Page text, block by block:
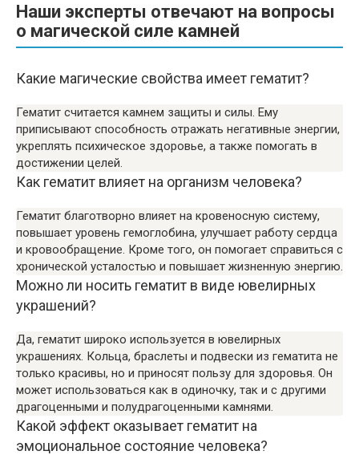
Наши эксперты отвечают на вопросы
о магической силе камней
Какие магические свойства имеет гематит?
Гематит считается камнем защиты и силы. Ему
приписывают способность отражать негативные энергии,
укреплять психическое здоровье, а также помогать в
достижении целей.
Как гематит влияет на организм человека?
Гематит благотворно влияет на кровеносную систему,
повышает уровень гемоглобина, улучшает работу сердца
и кровообращение. Кроме того, он помогает справиться с
хронической усталостью и повышает жизненную энергию.
Можно ли носить гематит в виде ювелирных
украшений?
Да, гематит широко используется в ювелирных
украшениях. Кольца, браслеты и подвески из гематита не
только красивы, но и приносят пользу для здоровья. Он
может использоваться как в одиночку, так и с другими
драгоценными и полудрагоценными камнями.
Какой эффект оказывает гематит на
эмоциональное состояние человека?